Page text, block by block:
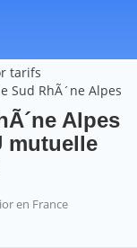
tarifs
Sud RhÃ´ne Alpes
Alpes
mutuelle
en France